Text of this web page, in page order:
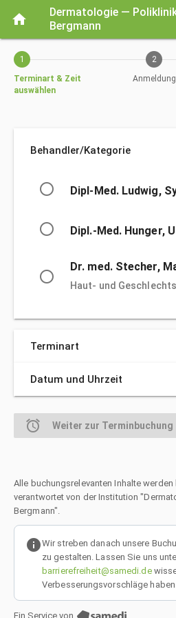
Aktueller Schritt: Terminart & Zeit
home
Dermatologie —
Bergmann
1
Terminart & Zeit
auswählen
2
Anmeldung
Behandler/Kategorie
radio_button_unchecked Dipl-Med. Ludwig,
radio_button_unchecked Dipl.-Med. Hunger,
radio_button_unchecked
Dr. med. Stecher,
Haut- und
Terminart
Datum und Uhrzeit
alarm Weiter zur Terminbuchung
Alle buchungsrelevanten Inhalte
verantwortet von der Institution
Bergmann".
infoWir streben danach unsere
zu gestalten. Lassen Sie uns
barrierefreiheit@samedi.de
Verbesserungsvorschläge
Ein Service von